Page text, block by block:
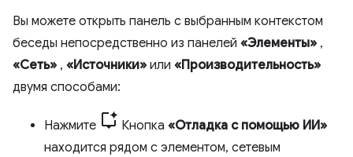
Вы можете открыть панель с выбранным контекстом
беседы непосредственно из панелей «Элементы» ,
«Сеть» , «Источники» или «Производительность»
двумя способами:
Нажмите Кнопка «Отладка с помощью ИИ»
находится рядом с элементом, сетевым